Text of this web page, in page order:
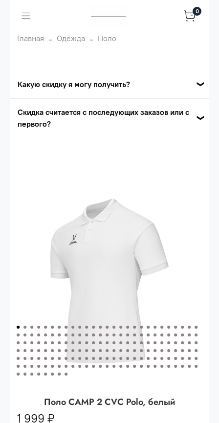
0
Главная Одежда Поло
Какую скидку я могу получить?
Сумма скидки зависит от стоимости вашего
сумма всех заказов за 6 месяцев -
30.000 рублей.
(33%)
- сумма всех заказов за 6 месяцев
80.000 рублей
(36%)
- сумма всех заказов за 6 месяцев
сумма всех заказов за 6 месяцев -
400.000 рублей.
Скидка считается с последующих заказов или с
первого?
Поло CAMP 2 CVC Polo, белый
1 999 ₽